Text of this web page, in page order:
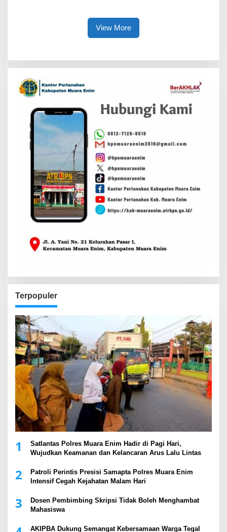
View More
Terpopuler
1
Satlantas Polres Muara Enim Hadir di Pagi Hari,
Wujudkan Keamanan dan Kelancaran Arus Lalu Lintas
2
Patroli Perintis Presisi Samapta Polres Muara Enim
Intensif Cegah Kejahatan Malam Hari
3
Dosen Pembimbing Skripsi Tidak Boleh Menghambat
Mahasiswa
AKIPBA Dukung Semangat Kebersamaan Warga Tegal